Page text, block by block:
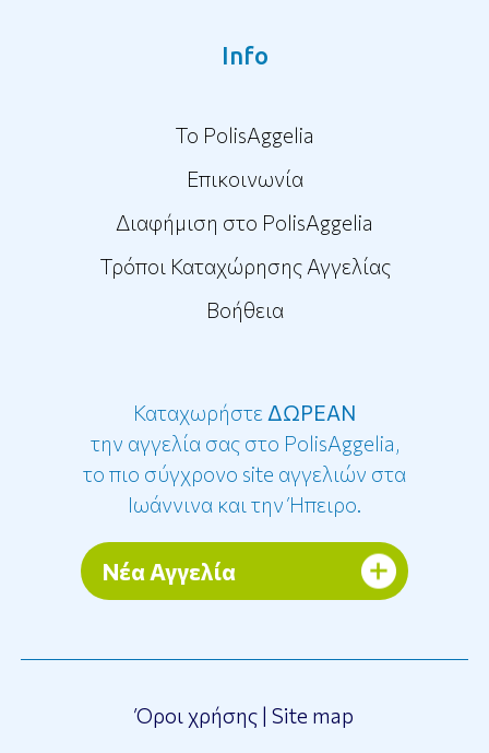
Info
To PolisAggelia
Επικοινωνία
Διαφήμιση στο PolisAggelia
Τρόποι Καταχώρησης Αγγελίας
Βοήθεια
Καταχωρήστε ΔΩΡΕΑΝ
την αγγελία σας στο PolisAggelia,
το πιο σύγχρονο site αγγελιών στα
Ιωάννινα και την Ήπειρο.
Νέα Αγγελία
Όροι χρήσης | Site map